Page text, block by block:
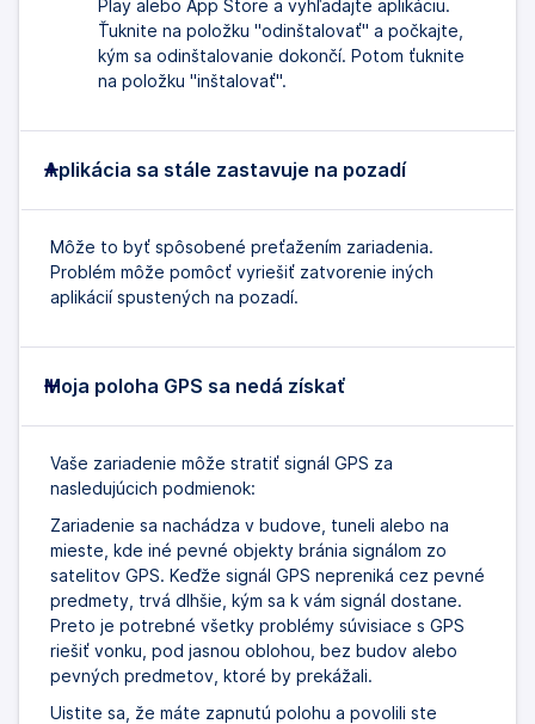
Play alebo App Store a vyhľadajte aplikáciu.
Ťuknite na položku "odinštalovať" a počkajte,
kým sa odinštalovanie dokončí. Potom ťuknite
na položku "inštalovať".
Aplikácia sa stále zastavuje na pozadí
Môže to byť spôsobené preťažením zariadenia.
Problém môže pomôcť vyriešiť zatvorenie iných
aplikácií spustených na pozadí.
Moja poloha GPS sa nedá získať
Vaše zariadenie môže stratiť signál GPS za
nasledujúcich podmienok:
Zariadenie sa nachádza v budove, tuneli alebo na
mieste, kde iné pevné objekty bránia signálom zo
satelitov GPS. Keďže signál GPS nepreniká cez pevné
predmety, trvá dlhšie, kým sa k vám signál dostane.
Preto je potrebné všetky problémy súvisiace s GPS
riešiť vonku, pod jasnou oblohou, bez budov alebo
pevných predmetov, ktoré by prekážali.
Uistite sa, že máte zapnutú polohu a povolili ste